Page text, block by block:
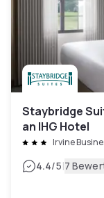
Staybridge
an IHG Hotel
Irvine
4.4/5|7